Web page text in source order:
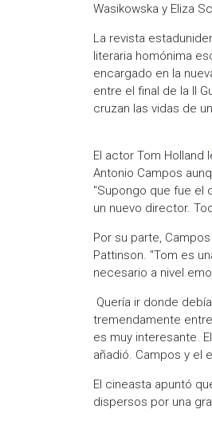
Wasikowska y Eliza
La revista
literaria homónima
encargado en la
entre el final de la II
cruzan las vidas de
El actor Tom
Antonio Campos
"Supongo que fue el
un nuevo director.
Por su parte,
Pattinson. "Tom es
necesario a nivel
Quería ir donde
tremendamente
es muy interesante.
añadió. Campos y el
El cineasta apuntó
dispersos por una